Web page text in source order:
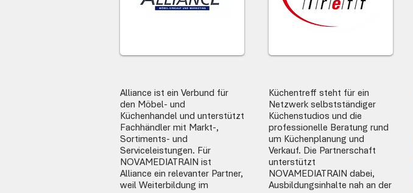
Alliance ist ein Verbund für
den Möbel- und
Küchenhandel und unterstützt
Fachhändler mit Markt-,
Sortiments- und
Serviceleistungen. Für
NOVAMEDIATRAIN ist
Alliance ein relevanter Partner,
weil Weiterbildung im
Küchentreff steht für ein
Netzwerk selbstständiger
Küchenstudios und die
professionelle Beratung rund
um Küchenplanung und
Verkauf. Die Partnerschaft
unterstützt
NOVAMEDIATRAIN dabei,
Ausbildungsinhalte nah an der